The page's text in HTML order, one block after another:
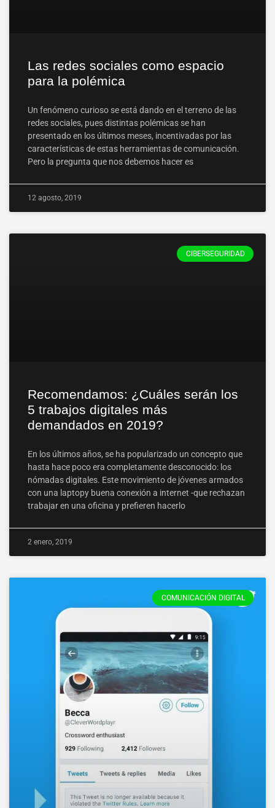
Las redes sociales como espacio
para la polémica
Un fenómeno curioso se está dando en el terreno de las
redes sociales, pues distintas polémicas se han
presentado en los últimos meses, incentivadas por las
características de estas herramientas de comunicación.
Pero la pregunta que nos debemos hacer es
12 agosto, 2019
CIBERSEGURIDAD
Recomendamos: ¿Cuáles serán los
5 trabajos digitales más
demandados en 2019?
En los últimos años, se ha popularizado un concepto que
hasta hace poco era completamente desconocido: los
nómadas digitales. Este movimiento de jóvenes armados
con una laptopy buena conexión a internet -que rechazan
trabajar en una oficina y prefieren hacerlo
2 enero, 2019
COMUNICACIÓN DIGITAL